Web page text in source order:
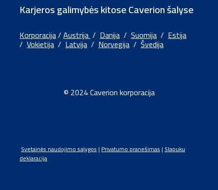
Karjeros galimybės kitose Caverion šalyse
Korporacija/Austrija/ Danija / Suomija / Estija
/ Vokietija / Latvija / Norvegija / Švedija
© 2024 Caverion korporacija
Svetainės naudojimo sąlygos|Privatumo pranešimas|Slapukų
deklaracija